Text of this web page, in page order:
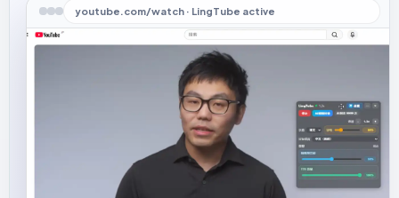
youtube.com/watch · LingTube active